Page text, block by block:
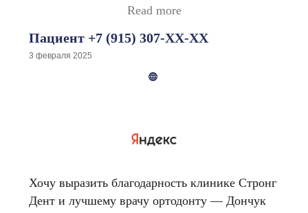
мне поставила ортодонт Венковая Е. Н., и
снять брекеты раньше, но доктор сказала, что
нужно подождать, пока всё не станет
идеальным. В июле я поставила коронку на
вам за красивую улыбку!
Read more
Пациент +7 (915) 307-XX-XX
3 февраля 2025
Хочу выразить благодарность клинике Стронг
Дент и лучшему врачу ортодонту — Дончук